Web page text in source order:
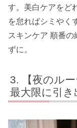
す。美白ケアをど
を怠ればシミやく
スキンケア 順番
ずに。
【夜のル
最大限に引き